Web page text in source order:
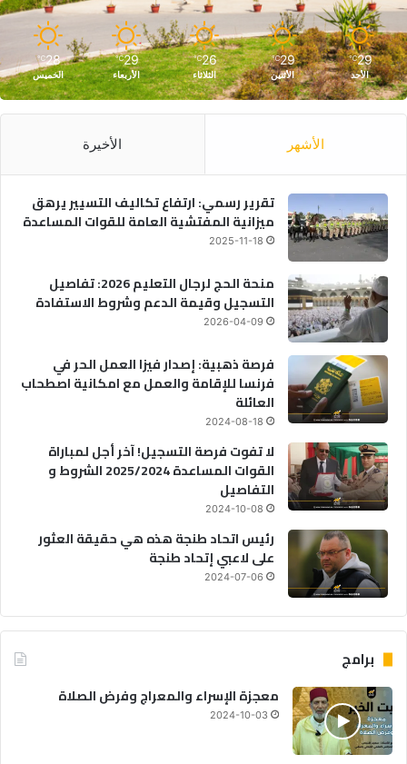
29
℃
الأحد
29
℃
الأثنين
26
℃
الثلاثاء
29
℃
الأربعاء
28
℃
الخميس
الأشهر الأخيرة
تقرير رسمي: ارتفاع تكاليف التسيير يرهق
ميزانية المفتشية العامة للقوات المساعدة
2025-11-18
منحة الحج لرجال التعليم 2026: تفاصيل
التسجيل وقيمة الدعم وشروط الاستفادة
2026-04-09
فرصة ذهبية: إصدار فيزا العمل الحر في
فرنسا للإقامة والعمل مع امكانية اصطحاب
العائلة
2024-08-18
لا تفوت فرصة التسجيل! آخر أجل لمباراة
القوات المساعدة 2025/2024 الشروط و
التفاصيل
2024-10-08
رئيس اتحاد طنجة هذه هي حقيقة العثور
على لاعبي إتحاد طنجة
2024-07-06
برامج
معجزة الإسراء والمعراج وفرض الصلاة
2024-10-03